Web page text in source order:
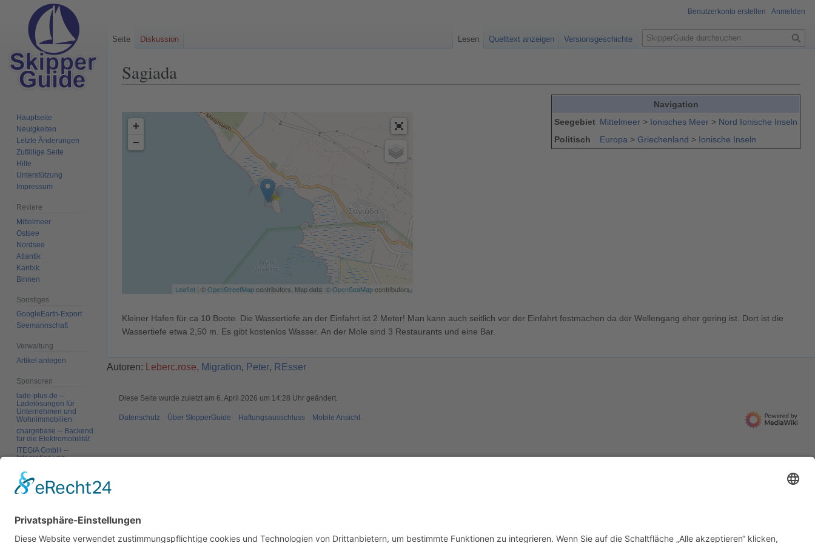
Sagiada
Navigation
springen
Suche
springen
Navigation
Seegebiet Mittelmeer > Ionisches Meer > Nord Ionische Inseln
Politisch
Europa > Griechenland > Ionische Inseln
+
−
Leaflet | ©OpenStreetMapcontributors, Map data: ©OpenSeaMapcontributors
Kleiner Hafen für ca 10 Boote. Die Wassertiefe an der Einfahrt ist 2 Meter! Man kann auch seitlich vor der Einfahrt festmachen da der Wellengang eher gering ist. Dort ist die
Wassertiefe etwa 2,50 m. Es gibt kostenlos Wasser. An der Mole sind 3 Restaurants und eine Bar.
Autoren: Leberc.rose, Migration, Peter, REsser
Benutzerkonto erstellen Anmelden
Seite Diskussion Lesen Quelltext anzeigen Versionsgeschichte
S
u
e
Hauptseite
Neuigkeiten
Letzte Änderungen
Zufällige Seite
Hilfe
Unterstützung
Impressum
Reviere
Mittelmeer
Ostsee
Nordsee
Atlantik
Karibik
Binnen
Sonstiges
GoogleEarth-Export
Seemannschaft
Verwaltung
Artikel anlegen
Sponsoren
lade-plus.de --
Ladelösungen für
Unternehmen und
Wohnimmobilien
chargebase -- Backend
für die Elektromobilität
ITEGIA GmbH --
Integration von
individuelle
Softwarelösungen
Links auf diese Seite
Änderungen an
verlinkten Seiten
Diese Seite wurde zuletzt am 6. April 2026 um 14:28 Uhr geändert.
Datenschutz Über SkipperGuide Haftungsausschluss Mobile Ansicht